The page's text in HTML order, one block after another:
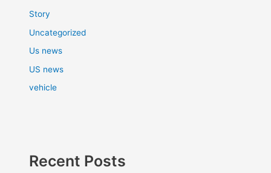
Story
Uncategorized
Us news
US news
vehicle
Recent Posts